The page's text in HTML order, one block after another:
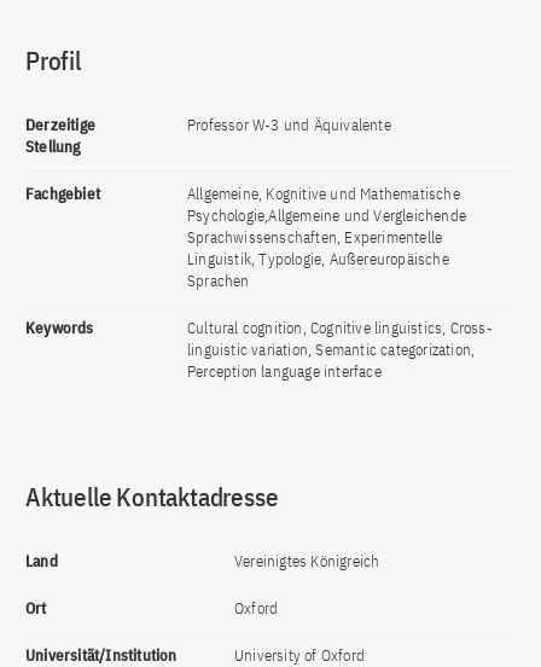
Profil
Derzeitige
Stellung
Professor W-3 und Äquivalente
Fachgebiet
Allgemeine, Kognitive und Mathematische
Psychologie,Allgemeine und Vergleichende
Sprachwissenschaften, Experimentelle
Linguistik, Typologie, Außereuropäische
Sprachen
Keywords
Cultural cognition, Cognitive linguistics, Cross-
linguistic variation, Semantic categorization,
Perception language interface
Aktuelle Kontaktadresse
Land Vereinigtes Königreich
Ort Oxford
Universität/Institution University of Oxford